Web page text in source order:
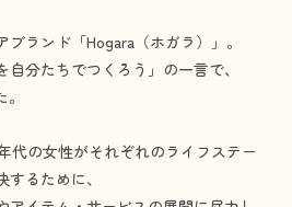
ランド「Hogara（ホガラ）」。
自分たちでつくろう」の一言で、
代の女性がそれぞれのライフステー
るために、